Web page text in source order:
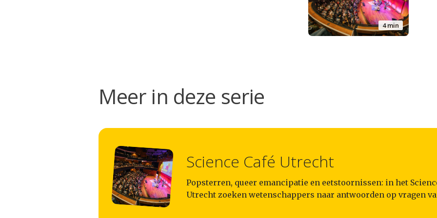
4 min
Meer in deze serie
Science Café Utrecht
Popsterren, queer emancipatie en eetstoornissen: in het
Utrecht zoeken wetenschappers naar antwoorden op vragen